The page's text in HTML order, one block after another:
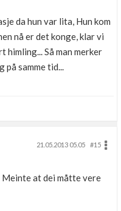
da hun var lita, Hun kom
nå er det konge, klar vi
Så man merker
på samme tid...
21.05.2013 05.05
#15
Meinte at dei måtte vere